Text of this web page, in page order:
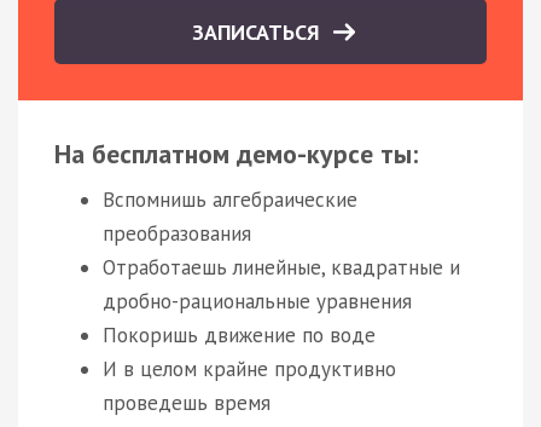
ЗАПИСАТЬСЯ
На бесплатном демо-курсе ты:
Вспомнишь алгебраические
преобразования
Отработаешь линейные, квадратные и
дробно-рациональные уравнения
Покоришь движение по воде
И в целом крайне продуктивно
проведешь время